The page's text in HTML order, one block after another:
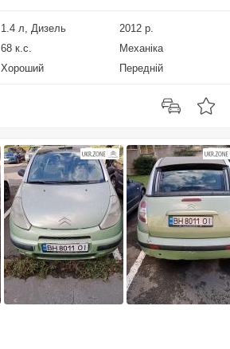
1.4 л, Дизель
2012 р.
68 к.с.
Механіка
Хороший Передній